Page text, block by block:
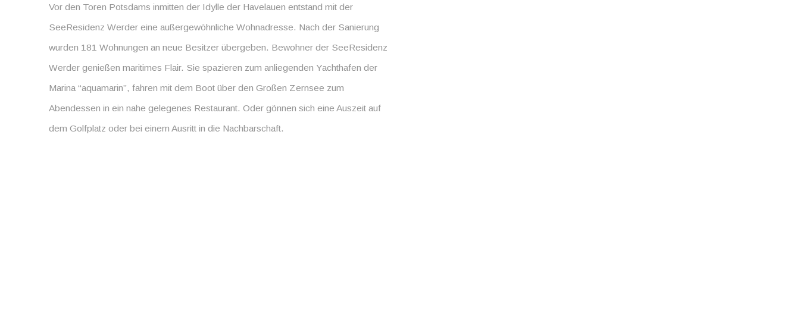
Vor den Toren Potsdams inmitten der Idylle der Havelauen entstand mit der
SeeResidenz Werder eine außergewöhnliche Wohnadresse. Nach der Sanierung
wurden 181 Wohnungen an neue Besitzer übergeben. Bewohner der SeeResidenz
Werder genießen maritimes Flair. Sie spazieren zum anliegenden Yachthafen der
Marina “aquamarin”, fahren mit dem Boot über den Großen Zernsee zum
Abendessen in ein nahe gelegenes Restaurant. Oder gönnen sich eine Auszeit auf
dem Golfplatz oder bei einem Ausritt in die Nachbarschaft.